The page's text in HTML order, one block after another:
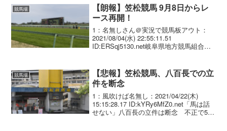
間、レースの開催を自粛しまし...
競馬場
【朗報】笠松競馬 9月8日からレ
ース再開！
1：名無しさん＠実況で競馬板アウト：
2021/08/04(水) 22:55:11.51
ID:ERSqj5130.net岐阜県地方競馬組合管
同競馬は所属騎手や調教師...
競馬場
【悲報】笠松競馬、八百長での立
件を断念
1：風吹けば名無し：2021/04/22(木)
15:15:28.17 ID:kYRy6MfZ0.net「馬は話
せない」八百長の立件は断念 不正で51